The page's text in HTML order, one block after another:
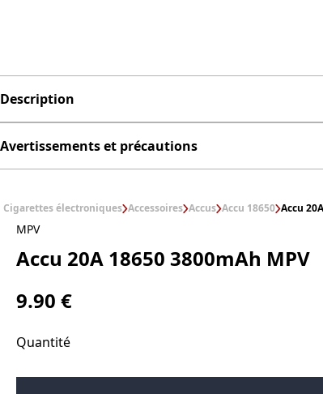
Description
Avertissements et précautions
Cigarettes électroniques Accessoires Accus Accu 18650 Accu
MPV
Accu 20A 18650 3800mAh MPV
9.90 €
Quantité